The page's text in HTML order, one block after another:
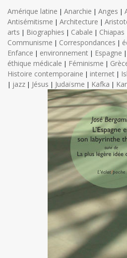
Amérique latine | Anarchie | Anges |
Antisémitisme | Architecture |
arts | Biographies | Cabale | Chiapas
Communisme | Correspondances |
Enfance | environnement | Espagne |
éthique médicale | Féminisme |
Histoire contemporaine | internet |
| jazz | Jésus | Judaïsme | Kafka |